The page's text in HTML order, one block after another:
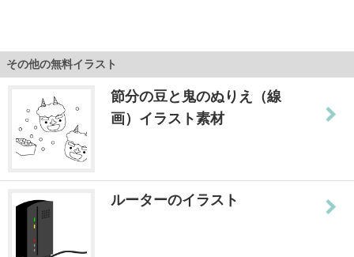
その他の無料イラスト
節分の豆と鬼のぬりえ（線
画）イラスト素材
ルーターのイラスト